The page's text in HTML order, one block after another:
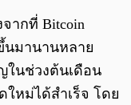
ากที่ Bitcoin
นมานานหลาย
นช่วงต้นเดือน
หม่ได้สำเร็จ โดย